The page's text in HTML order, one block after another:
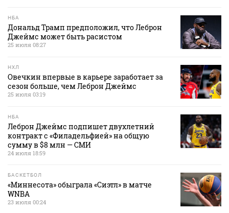
НБА
Дональд Трамп предположил, что Леброн
Джеймс может быть расистом
25 июля 08:27
НХЛ
Овечкин впервые в карьере заработает за
сезон больше, чем Леброн Джеймс
25 июля 03:19
НБА
Леброн Джеймс подпишет двухлетний
контракт с «Филадельфией» на общую
сумму в $8 млн — СМИ
24 июля 18:59
БАСКЕТБОЛ
«Миннесота» обыграла «Сиэтл» в матче
WNBA
23 июля 00:24